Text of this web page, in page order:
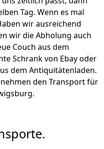
Tag. Wenn es mal
wir ausreichend
wir die Abholung auch
Couch aus dem
Schrank von Ebay oder
dem Antiquitätenladen.
den Transport für